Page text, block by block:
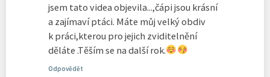
jsem tato videa objevila...,čápi jsou krásní
a zajímaví ptáci. Máte můj velký obdiv
k práci,kterou pro jejich zviditelnění
děláte .Těším se na další rok.
Odpovědět